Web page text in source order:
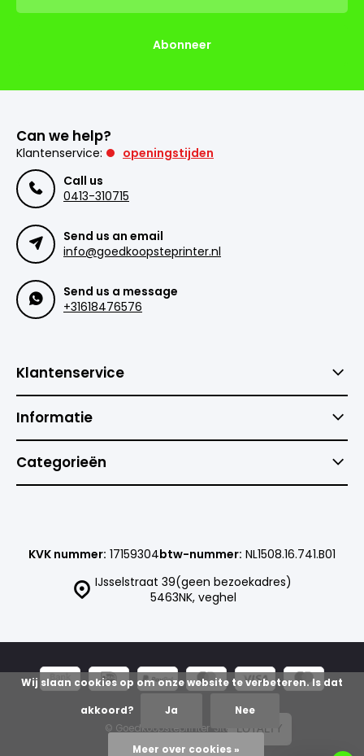
Abonneer
Can we help?
Klantenservice:
openingstijden
Call us
0413-310715
Send us an email
info@goedkoopsteprinter.nl
Send us a message
+31618476576
Klantenservice
Informatie
Categorieën
IJsselstraat 39(geen bezoekadres)
5463NK, veghel
KVK nummer: 17159304btw-nummer: NL1508.16.741.B01
© Goedkoopsteprinter Sitemap
Wij slaan cookies op om onze website te verbeteren. Is dat
akkoord? Ja Nee
Meer over cookies »
LOYALTY